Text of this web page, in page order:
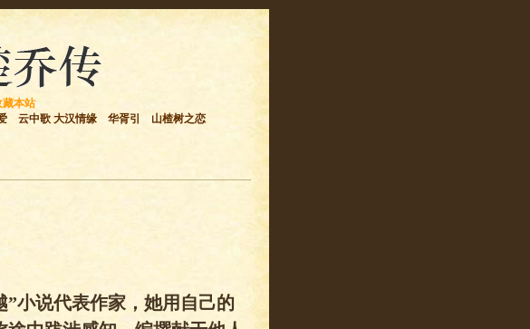
藏本站
云中歌 大汉情缘 华胥引 山楂树之恋
”小说代表作家，她用自己的